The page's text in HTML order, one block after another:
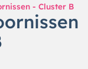
- Cluster B